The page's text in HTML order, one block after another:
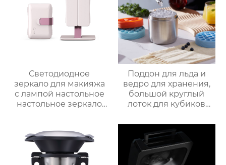
Светодиодное
зеркало для макияжа
с лампой настольное
настольное зеркало
складное
косметическое
зеркало для
Поддон для льда и
ведро для хранения,
большой круглый
лоток для кубиков
силикона с крышкой,
изготовленный на
заказ